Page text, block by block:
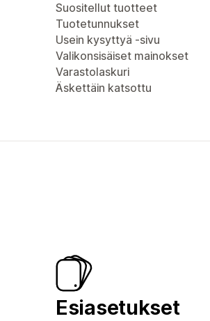
Suositellut tuotteet
Tuotetunnukset
Usein kysyttyä -sivu
Valikonsisäiset mainokset
Varastolaskuri
Äskettäin katsottu
Esiasetukset